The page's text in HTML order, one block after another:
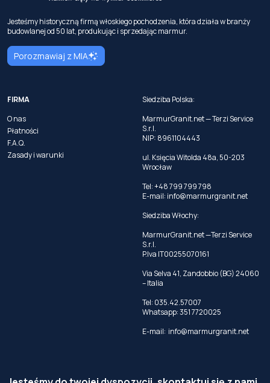
Jesteśmy historyczną firmą włoskiego pochodzenia, która działa w branży
budowlanej od 50 lat, produkując i sprzedając marmur.
Porozmawiaj z MIA
FIRMA
O nas
Płatności
F.A.Q.
Zasady i warunki
Siedziba Polska:
MarmurGranit.net — Terzi Service
S.r.l.
NIP: 8961104443
ul. Księcia Witolda 48a, 50-203
Wrocław
Tel: +48 799 799 798
E-mail: info@marmurgranit.net
Siedziba Włochy:
MarmurGranit.net —Terzi Service
S.r.l.
P.Iva IT00255070161
Via Selva 41, Zandobbio (BG) 24060
– Italia
Tel: 035.42.57007
Whatsapp:351 7720025
E-mail: info@marmurgranit.net